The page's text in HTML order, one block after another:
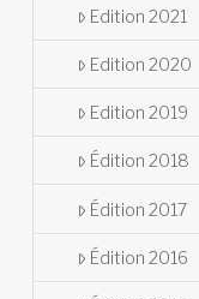
Edition 2021
Edition 2020
Edition 2019
Édition 2018
Édition 2017
Édition 2016